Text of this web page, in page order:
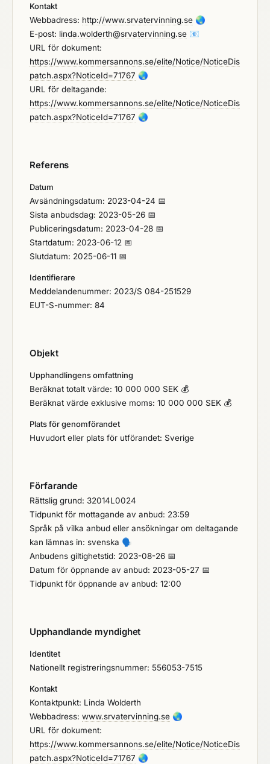
Kontakt
Webbadress: http://www.srvatervinning.se 🌏
E-post: linda.wolderth@srvatervinning.se 📧
URL för dokument:
https://www.kommersannons.se/elite/Notice/NoticeDis
patch.aspx?NoticeId=71767 🌏
URL för deltagande:
https://www.kommersannons.se/elite/Notice/NoticeDis
patch.aspx?NoticeId=71767 🌏
Referens
Datum
Avsändningsdatum: 2023-04-24 📅
Sista anbudsdag: 2023-05-26 📅
Publiceringsdatum: 2023-04-28 📅
Startdatum: 2023-06-12 📅
Slutdatum: 2025-06-11 📅
Identifierare
Meddelandenummer: 2023/S 084-251529
EUT-S-nummer: 84
Objekt
Upphandlingens omfattning
Beräknat totalt värde: 10 000 000 SEK 💰
Beräknat värde exklusive moms: 10 000 000 SEK 💰
Plats för genomförandet
Huvudort eller plats för utförandet: Sverige
Förfarande
Rättslig grund: 32014L0024
Tidpunkt för mottagande av anbud: 23:59
Språk på vilka anbud eller ansökningar om deltagande
kan lämnas in: svenska 🗣️
Anbudens giltighetstid: 2023-08-26 📅
Datum för öppnande av anbud: 2023-05-27 📅
Tidpunkt för öppnande av anbud: 12:00
Upphandlande myndighet
Identitet
Nationellt registreringsnummer: 556053-7515
Kontakt
Kontaktpunkt: Linda Wolderth
Webbadress: www.srvatervinning.se 🌏
URL för dokument:
https://www.kommersannons.se/elite/Notice/NoticeDis
patch.aspx?NoticeId=71767 🌏